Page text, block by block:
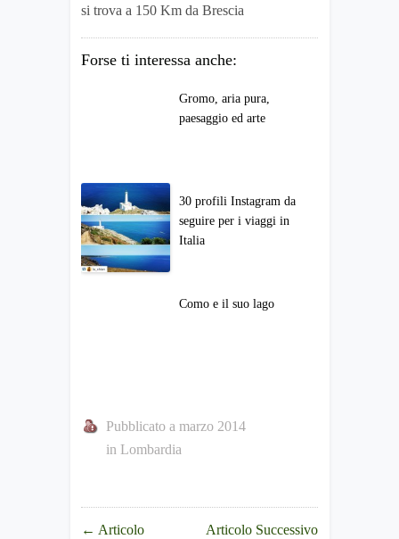
si trova a 150 Km da Brescia
Forse ti interessa anche:
Gromo, aria pura,
paesaggio ed arte
30 profili Instagram da
seguire per i viaggi in
Italia
Como e il suo lago
Pubblicato a marzo 2014
in Lombardia
← Articolo
Articolo Successivo